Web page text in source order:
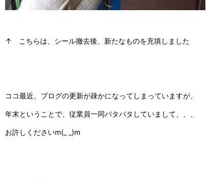
↑ こちらは、シール撤去後、新たなものを充填しました
ココ最近、ブログの更新が疎かになってしまっていますが、
年末ということで、従業員一同バタバタしていまして、、、
お許しくださいm(_ _)m